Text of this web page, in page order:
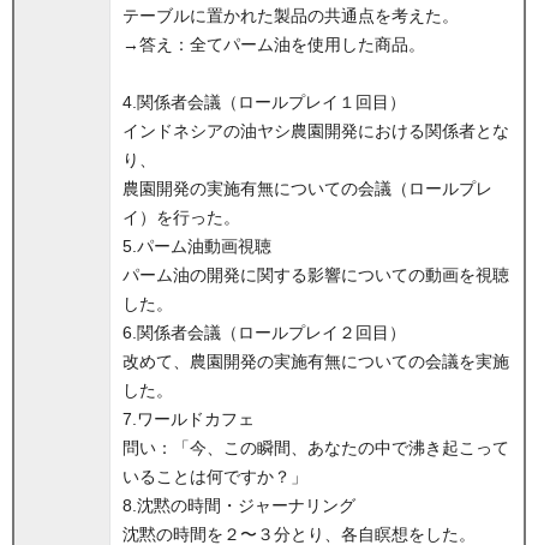
テーブルに置かれた製品の共通点を考えた。
→答え：全てパーム油を使用した商品。
4.関係者会議（ロールプレイ１回目）
インドネシアの油ヤシ農園開発における関係者とな
り、
農園開発の実施有無についての会議（ロールプレ
イ）を行った。
5.パーム油動画視聴
パーム油の開発に関する影響についての動画を視聴
した。
6.関係者会議（ロールプレイ２回目）
改めて、農園開発の実施有無についての会議を実施
した。
7.ワールドカフェ
問い：「今、この瞬間、あなたの中で沸き起こって
いることは何ですか？」
8.沈黙の時間・ジャーナリング
沈黙の時間を２〜３分とり、各自瞑想をした。